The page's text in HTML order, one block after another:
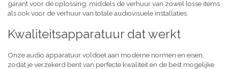
garant voor dé oplossing, middels de verhuur van zowel losse items
als ook voor de verhuur van totale audiovisuele installaties.
Kwaliteitsapparatuur dat werkt
Onze audio apparatuur voldoet aan moderne normen en eisen,
zodat je verzekerd bent van perfecte kwaliteit en de best mogelijke